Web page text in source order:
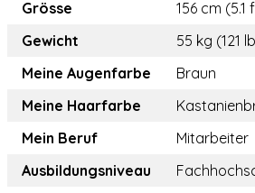
Grösse
156 cm (5.1
Gewicht
55 kg (121
Meine Augenfarbe
Braun
Meine Haarfarbe
Mein Beruf
Mitarbeiter
Ausbildungsniveau